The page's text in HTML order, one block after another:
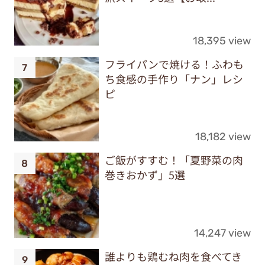
18,395 view
フライパンで焼ける！ふわも
ち食感の手作り「ナン」レシ
ピ
18,182 view
ご飯がすすむ！「夏野菜の肉
巻きおかず」5選
14,247 view
誰よりも鶏むね肉を食べてき